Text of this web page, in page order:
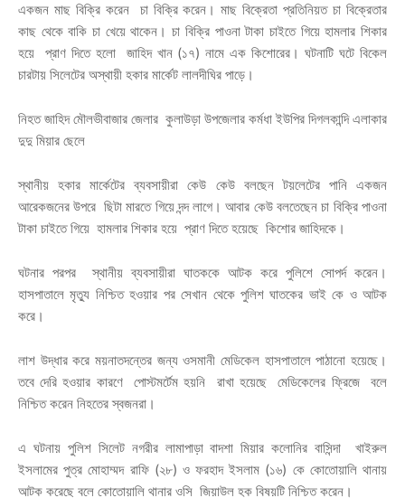
একজন মাছ বিক্রি করেন চা বিক্রি করেন। মাছ বিক্রেতা প্রতিনিয়ত চা বিক্রেতার
কাছ থেকে বাকি চা খেয়ে থাকেন। চা বিক্রি পাওনা টাকা চাইতে গিয়ে হামলার শিকার
হয়ে প্রাণ দিতে হলো জাহিদ খান (১৭) নামে এক কিশোরের। ঘটনাটি ঘটে বিকেল
চারটায় সিলেটের অস্থায়ী হকার মার্কেট লালদীঘির পাড়ে।
নিহত জাহিদ মৌলভীবাজার জেলার কুলাউড়া উপজেলার কর্মধা ইউপির দিগলকান্দি এলাকার
দুদু মিয়ার ছেলে
স্থানীয় হকার মার্কেটের ব্যবসায়ীরা কেউ কেউ বলছেন টয়লেটের পানি একজন
আরেকজনের উপরে ছিটা মারতে গিয়ে দন্দ লাগে। আবার কেউ বলতেছেন চা বিক্রি পাওনা
টাকা চাইতে গিয়ে হামলার শিকার হয়ে প্রাণ দিতে হয়েছে কিশোর জাহিদকে।
ঘটনার পরপর স্থানীয় ব্যবসায়ীরা ঘাতককে আটক করে পুলিশে সোপর্দ করেন।
হাসপাতালে মৃত্যু নিশ্চিত হওয়ার পর সেখান থেকে পুলিশ ঘাতকের ভাই কে ও আটক
করে।
লাশ উদ্ধার করে ময়নাতদন্তের জন্য ওসমানী মেডিকেল হাসপাতালে পাঠানো হয়েছে।
তবে দেরি হওয়ার কারণে পোস্টমর্টেম হয়নি রাখা হয়েছে মেডিকেলের ফ্রিজে বলে
নিশ্চিত করেন নিহতের স্বজনরা।
এ ঘটনায় পুলিশ সিলেট নগরীর লামাপাড়া বাদশা মিয়ার কলোনির বাসিন্দা খাইরুল
ইসলামের পুত্র মোহাম্মদ রাফি (২৮) ও ফরহাদ ইসলাম (১৬) কে কোতোয়ালি থানায়
আটক করেছে বলে কোতোয়ালি থানার ওসি জিয়াউল হক বিষয়টি নিশ্চিত করেন।